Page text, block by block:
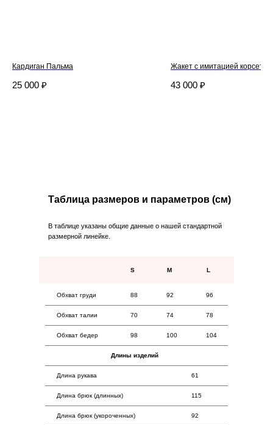
Кардиган Пальма
25 000 ₽
Жакет с имитацией корсета
43 000 ₽
Таблица размеров и параметров (см)
В таблице указаны общие данные о нашей стандартной
размерной линейке.
Длина брюк (укороченных) 92
Длина брюк (длинных) 115
Длина рукава 61
Длины изделий
98 100 104
Обхват бедер
70 74 78
Обхват талии
88 96
92
Обхват груди
S M L
О бренде